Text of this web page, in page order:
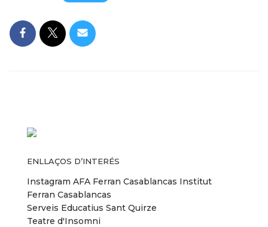
ENLLAÇOS D’INTERÉS
Instagram AFA Ferran Casablancas Institut
Ferran Casablancas
Serveis Educatius Sant Quirze
Teatre d'Insomni